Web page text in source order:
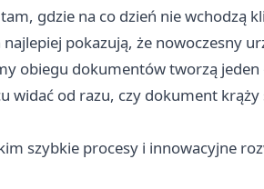
gdzie na co dzień nie wchodzą
pokazują, że nowoczesny
obiegu dokumentów tworzą
widać od razu, czy dokument
szybkie procesy i innowacyjne